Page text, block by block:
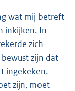
wat mij betreft
inkijken. In
zich
zijn dat
ingekeken.
zijn, moet